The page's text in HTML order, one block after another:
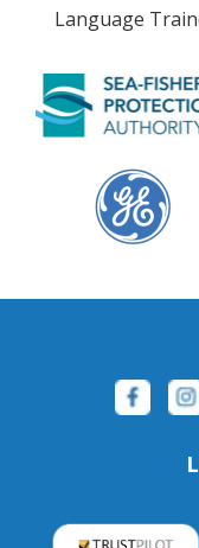
Language